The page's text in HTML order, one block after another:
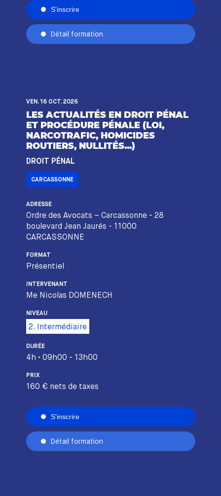
S'inscrire
Détail formation
VEN. 16 OCT. 2026
LES ACTUALITÉS EN DROIT PÉNAL
ET PROCÉDURE PÉNALE (LOI,
NARCOTRAFIC, HOMICIDES
ROUTIERS, NULLITÉS...)
DROIT PÉNAL
CARCASSONNE
ADRESSE
Ordre des Avocats – Carcassonne - 28
boulevard Jean Jaurés - 11000
CARCASSONNE
FORMAT
Présentiel
INTERVENANT
Me Nicolas DOMENECH
NIVEAU
2. Intermédiaire
DURÉE
4h • 09h00 - 13h00
PRIX
160 € nets de taxes
S'inscrire
Détail formation